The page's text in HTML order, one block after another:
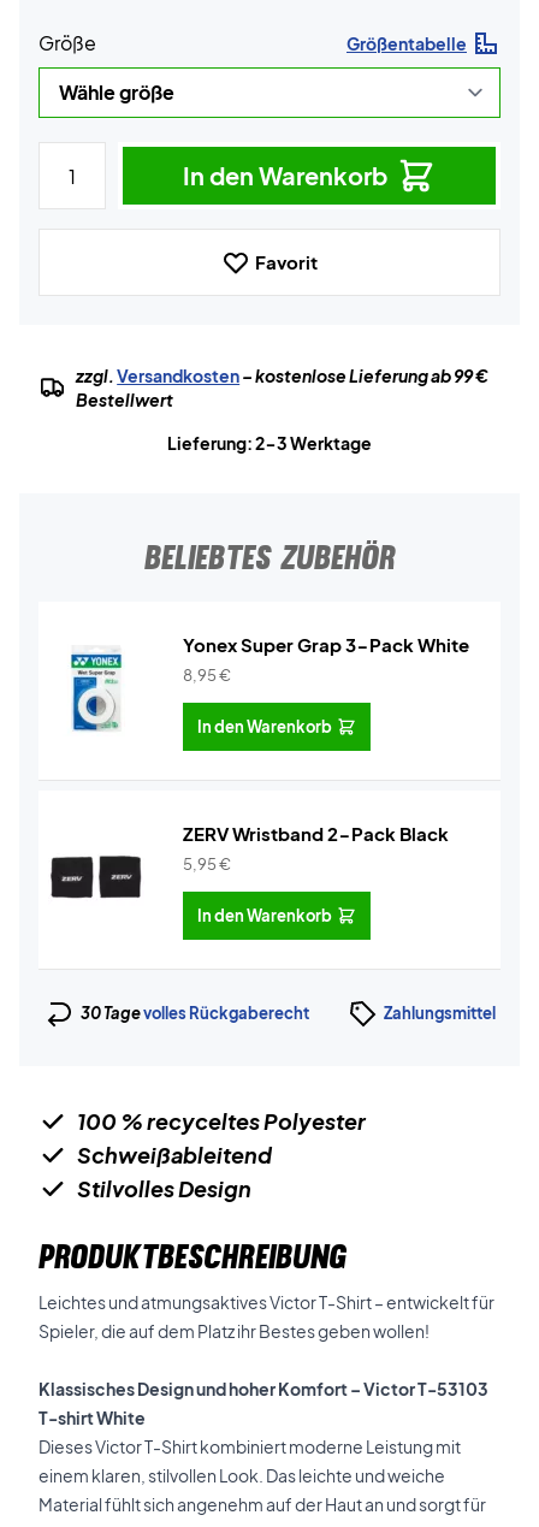
Größe Größentabelle
In den Warenkorb
Favorit
zzgl.Versandkosten– kostenlose Lieferung ab 99 €
Bestellwert
Lieferung: 2-3 Werktage
BELIEBTES ZUBEHÖR
Yonex Super Grap 3-Pack White
8,95€
In den Warenkorb
ZERV Wristband 2-Pack Black
5,95€
In den Warenkorb
30 Tagevolles Rückgaberecht Zahlungsmittel
100 % recyceltes Polyester
Schweißableitend
Stilvolles Design
PRODUKTBESCHREIBUNG
Leichtes und atmungsaktives Victor T-Shirt – entwickelt für
Spieler, die auf dem Platz ihr Bestes geben wollen!
Klassisches Design und hoher Komfort – Victor T-53103
T-shirt White
Dieses Victor T-Shirt kombiniert moderne Leistung mit
einem klaren, stilvollen Look. Das leichte und weiche
Material fühlt sich angenehm auf der Haut an und sorgt für